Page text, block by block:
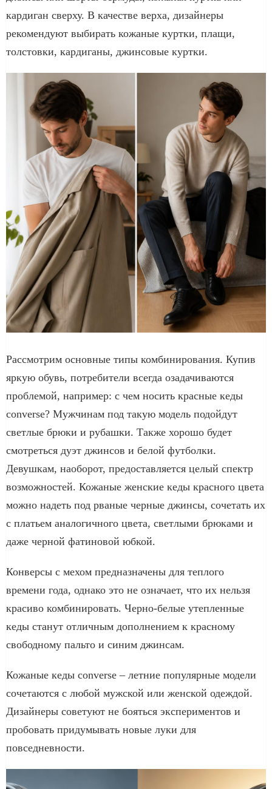
кардиган сверху. В качестве верха, дизайнеры
рекомендуют выбирать кожаные куртки, плащи,
толстовки, кардиганы, джинсовые куртки.
Рассмотрим основные типы комбинирования. Купив
яркую обувь, потребители всегда озадачиваются
проблемой, например: с чем носить красные кеды
converse? Мужчинам под такую модель подойдут
светлые брюки и рубашки. Также хорошо будет
смотреться дуэт джинсов и белой футболки.
Девушкам, наоборот, предоставляется целый спектр
возможностей. Кожаные женские кеды красного цвета
можно надеть под рваные черные джинсы, сочетать их
с платьем аналогичного цвета, светлыми брюками и
даже черной фатиновой юбкой.
Конверсы с мехом предназначены для теплого
времени года, однако это не означает, что их нельзя
красиво комбинировать. Черно-белые утепленные
кеды станут отличным дополнением к красному
свободному пальто и синим джинсам.
Кожаные кеды converse – летние популярные модели
сочетаются с любой мужской или женской одеждой.
Дизайнеры советуют не бояться экспериментов и
пробовать придумывать новые луки для
повседневности.